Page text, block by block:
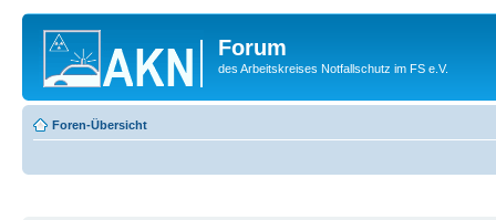
Forum
des Arbeitskreises Notfallschutz im FS e.V.
Foren-Übersicht